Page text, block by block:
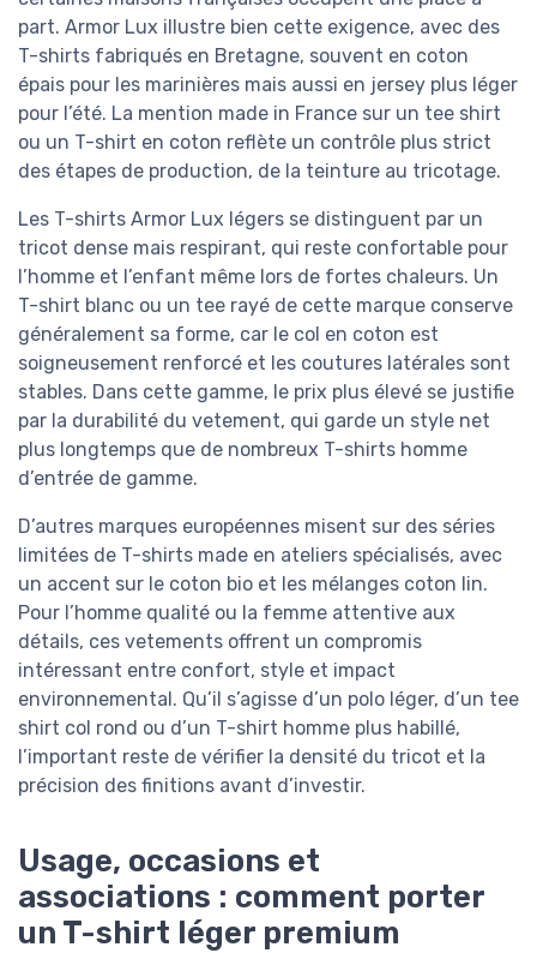
part. Armor Lux illustre bien cette exigence, avec des
T-shirts fabriqués en Bretagne, souvent en coton
épais pour les marinières mais aussi en jersey plus léger
pour l’été. La mention made in France sur un tee shirt
ou un T-shirt en coton reflète un contrôle plus strict
des étapes de production, de la teinture au tricotage.
Les T-shirts Armor Lux légers se distinguent par un
tricot dense mais respirant, qui reste confortable pour
l’homme et l’enfant même lors de fortes chaleurs. Un
T-shirt blanc ou un tee rayé de cette marque conserve
généralement sa forme, car le col en coton est
soigneusement renforcé et les coutures latérales sont
stables. Dans cette gamme, le prix plus élevé se justifie
par la durabilité du vetement, qui garde un style net
plus longtemps que de nombreux T-shirts homme
d’entrée de gamme.
D’autres marques européennes misent sur des séries
limitées de T-shirts made en ateliers spécialisés, avec
un accent sur le coton bio et les mélanges coton lin.
Pour l’homme qualité ou la femme attentive aux
détails, ces vetements offrent un compromis
intéressant entre confort, style et impact
environnemental. Qu’il s’agisse d’un polo léger, d’un tee
shirt col rond ou d’un T-shirt homme plus habillé,
l’important reste de vérifier la densité du tricot et la
précision des finitions avant d’investir.
Usage, occasions et
associations : comment porter
un T-shirt léger premium